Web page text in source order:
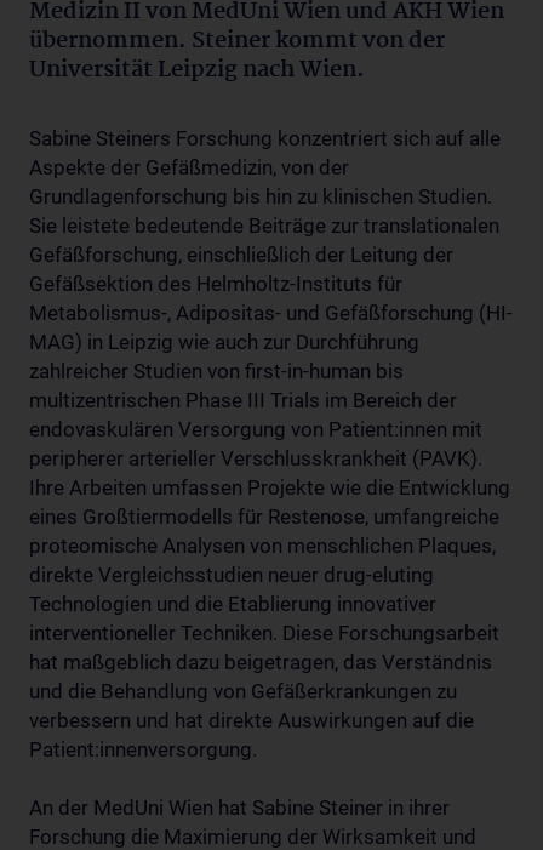
Medizin II von MedUni Wien und AKH Wien
übernommen. Steiner kommt von der
Universität Leipzig nach Wien.
Sabine Steiners Forschung konzentriert sich auf alle
Aspekte der Gefäßmedizin, von der
Grundlagenforschung bis hin zu klinischen Studien.
Sie leistete bedeutende Beiträge zur translationalen
Gefäßforschung, einschließlich der Leitung der
Gefäßsektion des Helmholtz-Instituts für
Metabolismus-, Adipositas- und Gefäßforschung (HI-
MAG) in Leipzig wie auch zur Durchführung
zahlreicher Studien von first-in-human bis
multizentrischen Phase III Trials im Bereich der
endovaskulären Versorgung von Patient:innen mit
peripherer arterieller Verschlusskrankheit (PAVK).
Ihre Arbeiten umfassen Projekte wie die Entwicklung
eines Großtiermodells für Restenose, umfangreiche
proteomische Analysen von menschlichen Plaques,
direkte Vergleichsstudien neuer drug-eluting
Technologien und die Etablierung innovativer
interventioneller Techniken. Diese Forschungsarbeit
hat maßgeblich dazu beigetragen, das Verständnis
und die Behandlung von Gefäßerkrankungen zu
verbessern und hat direkte Auswirkungen auf die
Patient:innenversorgung.
An der MedUni Wien hat Sabine Steiner in ihrer
Forschung die Maximierung der Wirksamkeit und